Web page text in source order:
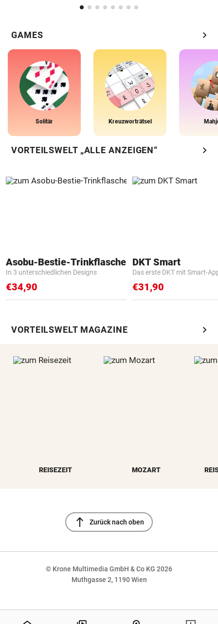
GAMES chevron_right
Solitär Kreuzworträtsel
VORTEILSWELT „ALLE ANZEIGEN“ chevron_right
Asobu-Bestie-Trinkflasche
In 3 unterschiedlichen Designs
€34,90
DKT Smart
Das erste DKT mit Smart-
€31,90
VORTEILSWELT MAGAZINE chevron_right
REISEZEIT MOZART
north Zurück nach oben
© Krone Multimedia GmbH & Co KG 2026
Muthgasse 2, 1190 Wien
NaN%